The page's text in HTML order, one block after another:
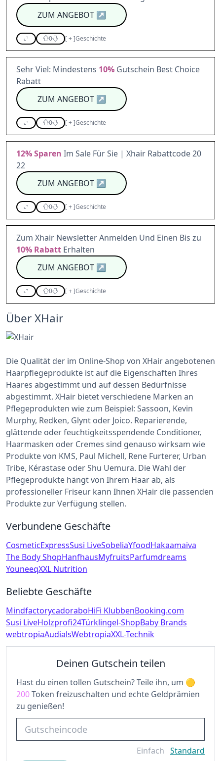
ZUM ANGEBOT↗
0 [+]Geschichte
Sehr Viel: Mindestens 10% Gutschein Best Choice
Rabatt
ZUM ANGEBOT↗
0 [+]Geschichte
12%Sparen Im Sale Für Sie | Xhair Rabattcode 20
22
ZUM ANGEBOT↗
0 [+]Geschichte
Zum Xhair Newsletter Anmelden Und Einen Bis zu
10% Rabatt Erhalten
ZUM ANGEBOT↗
0 [+]Geschichte
Über XHair
Die Qualität der im Online-Shop von XHair angebotenen
Haarpflegeprodukte ist auf die Eigenschaften Ihres
Haares abgestimmt und auf dessen Bedürfnisse
abgestimmt. XHair bietet verschiedene Marken an
Pflegeprodukten wie zum Beispiel: Sassoon, Kevin
Murphy, Redken, Glynt oder Joico. Reparierende,
glättende oder feuchtigkeitsspendende Conditioner,
Haarmasken oder Cremes sind genauso wirksam wie
Produkte von KMS, Paul Michell, Rene Furterer, Urban
Tribe, Kérastase oder Shu Uemura. Die Wahl der
Pflegeprodukte hängt von Ihrem Haar ab, als
professioneller Friseur kann Ihnen XHair die passenden
Produkte zur Verfügung stellen.
Verbundene Geschäfte
CosmeticExpressSusi LiveSobeliaYfoodHakaamaiva
The Body ShopHanfhausMyfruitsParfumdreams
YouneeqXXL Nutrition
Beliebte Geschäfte
MindfactorycadoraboHiFi KlubbenBooking.com
Susi LiveHolzprofi24Türklingel-ShopBaby Brands
webtropiaAudialsWebtropiaXXL-Technik
Deinen Gutschein teilen
Hast du einen tollen Gutschein? Teile ihn, um
200Token freizuschalten und echte Geldprämien
zu genießen!
Einfach Standard